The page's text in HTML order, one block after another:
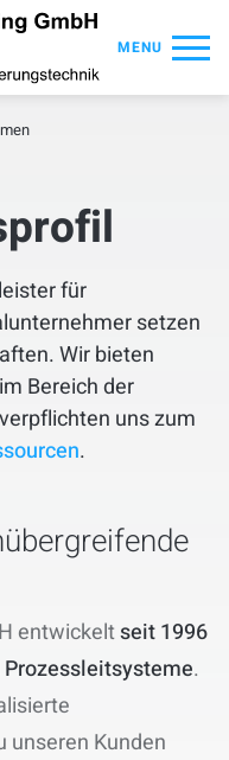
MENU
für
setzen
Wir bieten
Bereich der
uns zum
.
entwickeltseit 1996
.
unseren Kunden